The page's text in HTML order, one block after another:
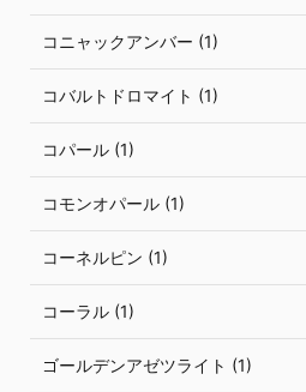
コニャックアンバー (1)
コバルトドロマイト (1)
コパール (1)
コモンオパール (1)
コーネルピン (1)
コーラル (1)
ゴールデンアゼツライト (1)